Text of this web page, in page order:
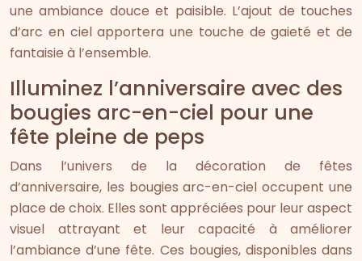
une ambiance douce et paisible. L’ajout de touches
d’arc en ciel apportera une touche de gaieté et de
fantaisie à l’ensemble.
Illuminez l’anniversaire avec des
bougies arc-en-ciel pour une
fête pleine de peps
Dans l’univers de la décoration de fêtes
d’anniversaire, les bougies arc-en-ciel occupent une
place de choix. Elles sont appréciées pour leur aspect
visuel attrayant et leur capacité à améliorer
l’ambiance d’une fête. Ces bougies, disponibles dans